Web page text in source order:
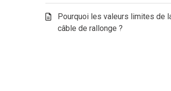
Pourquoi les valeurs limites de
câble de rallonge ?